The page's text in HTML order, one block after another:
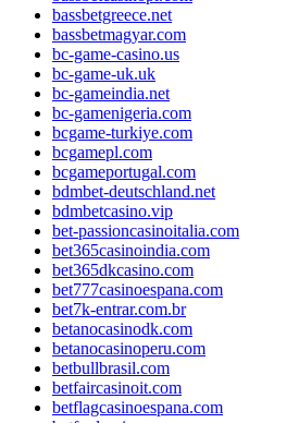
bassbetgreece.net
bassbetmagyar.com
bc-game-casino.us
bc-game-uk.uk
bc-gameindia.net
bc-gamenigeria.com
bcgame-turkiye.com
bcgamepl.com
bcgameportugal.com
bdmbet-deutschland.net
bdmbetcasino.vip
bet-passioncasinoitalia.com
bet365casinoindia.com
bet365dkcasino.com
bet777casinoespana.com
bet7k-entrar.com.br
betanocasinodk.com
betanocasinoperu.com
betbullbrasil.com
betfaircasinoit.com
betflagcasinoespana.com